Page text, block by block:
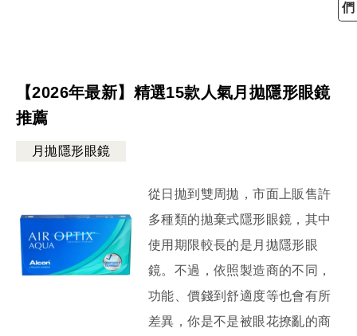
【2026年最新】精選15款人氣月拋隱形眼鏡
推薦
月拋隱形眼鏡
從日拋到雙周拋，市面上販售許
多種類的拋棄式隱形眼鏡，其中
使用期限較長的是月拋隱形眼
鏡。不過，依照製造商的不同，
功能、價錢到舒適度等也會有所
差異，你是不是被眼花撩亂的商
們